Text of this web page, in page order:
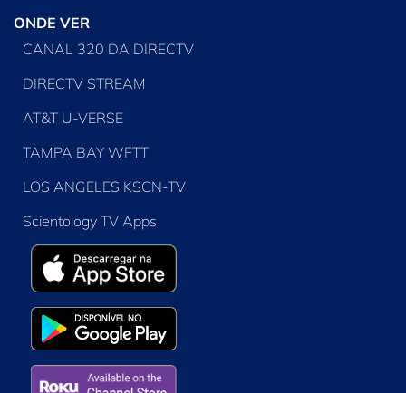
ONDE VER
CANAL 320 DA DIRECTV
DIRECTV STREAM
AT&T U-VERSE
TAMPA BAY WFTT
LOS ANGELES KSCN-TV
Scientology TV Apps